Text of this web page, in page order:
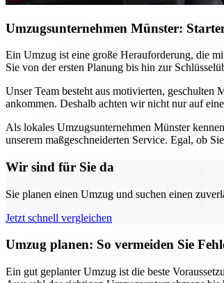
Umzugsunternehmen Münster:
Ein Umzug ist eine große Herauforderung, die
Sie von der ersten Planung bis hin zur
Unser Team besteht aus motivierten,
ankommen. Deshalb achten wir nicht nur auf
Als lokales Umzugsunternehmen Münster
unserem maßgeschneiderten Service. Egal, ob
Wir sind für Sie da
Sie planen einen Umzug und suchen einen
Jetzt schnell vergleichen
Umzug planen: So vermeiden Sie
Ein gut geplanter Umzug ist die beste